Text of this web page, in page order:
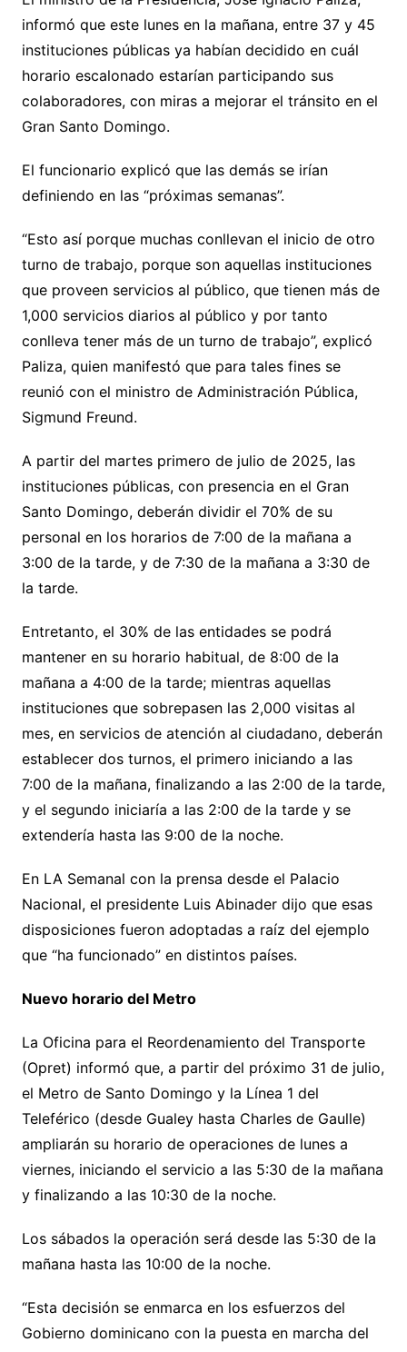
informó que este lunes en la mañana, entre 37 y 45
instituciones públicas ya habían decidido en cuál
horario escalonado estarían participando sus
colaboradores, con miras a mejorar el tránsito en el
Gran Santo Domingo.
El funcionario explicó que las demás se irían
definiendo en las “próximas semanas”.
“Esto así porque muchas conllevan el inicio de otro
turno de trabajo, porque son aquellas instituciones
que proveen servicios al público, que tienen más de
1,000 servicios diarios al público y por tanto
conlleva tener más de un turno de trabajo”, explicó
Paliza, quien manifestó que para tales fines se
reunió con el ministro de Administración Pública,
Sigmund Freund.
A partir del martes primero de julio de 2025, las
instituciones públicas, con presencia en el Gran
Santo Domingo, deberán dividir el 70% de su
personal en los horarios de 7:00 de la mañana a
3:00 de la tarde, y de 7:30 de la mañana a 3:30 de
la tarde.
Entretanto, el 30% de las entidades se podrá
mantener en su horario habitual, de 8:00 de la
mañana a 4:00 de la tarde; mientras aquellas
instituciones que sobrepasen las 2,000 visitas al
mes, en servicios de atención al ciudadano, deberán
establecer dos turnos, el primero iniciando a las
7:00 de la mañana, finalizando a las 2:00 de la tarde,
y el segundo iniciaría a las 2:00 de la tarde y se
extendería hasta las 9:00 de la noche.
En LA Semanal con la prensa desde el Palacio
Nacional, el presidente Luis Abinader dijo que esas
disposiciones fueron adoptadas a raíz del ejemplo
que “ha funcionado” en distintos países.
Nuevo horario del Metro
La Oficina para el Reordenamiento del Transporte
(Opret) informó que, a partir del próximo 31 de julio,
el Metro de Santo Domingo y la Línea 1 del
Teleférico (desde Gualey hasta Charles de Gaulle)
ampliarán su horario de operaciones de lunes a
viernes, iniciando el servicio a las 5:30 de la mañana
y finalizando a las 10:30 de la noche.
Los sábados la operación será desde las 5:30 de la
mañana hasta las 10:00 de la noche.
“Esta decisión se enmarca en los esfuerzos del
Gobierno dominicano con la puesta en marcha del